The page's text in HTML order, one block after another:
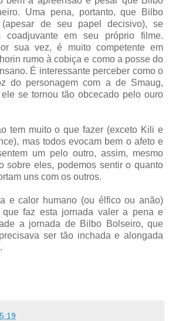
Uma pena, portanto, que Bilbo
de seu papel decisivo), se
coadjuvante em seu próprio filme.
sua vez, é muito competente em
rumo à cobiça e como a posse do
É interessante perceber como o
do personagem com a de Smaug,
se tornou tão obcecado pelo ouro
tem muito o que fazer (exceto Kili e
mas todos evocam bem o afeto e
um pelo outro, assim, mesmo
sobre eles, podemos sentir o quanto
uns com os outros.
e calor humano (ou élfico ou anão)
que faz esta jornada valer a pena e
a jornada de Bilbo Bolseiro, que
ser tão inchada e alongada